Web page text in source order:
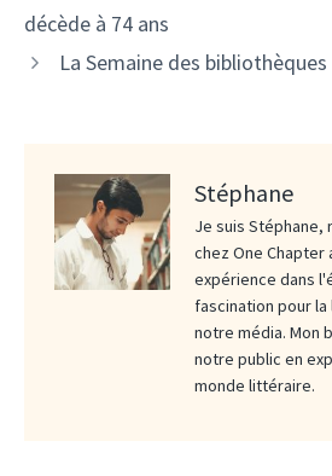
décède à 74 ans
La Semaine des
Stéphane
Je suis Stéphane,
chez One Chapter
expérience dans
fascination pour
notre média. Mon
notre public en
monde littéraire.